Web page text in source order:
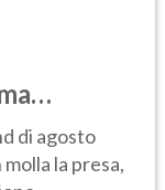
Le
di agosto
la presa,